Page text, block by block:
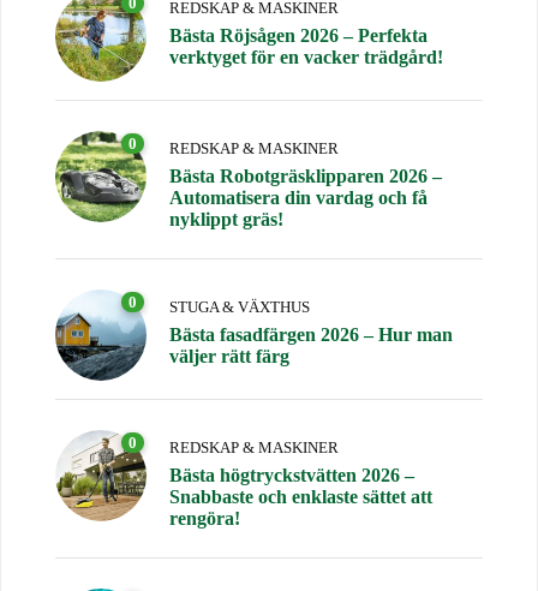
REDSKAP & MASKINER
Bästa Röjsågen 2026 – Perfekta
verktyget för en vacker trädgård!
0 REDSKAP & MASKINER
Bästa Robotgräsklipparen 2026 –
Automatisera din vardag och få
nyklippt gräs!
0 STUGA & VÄXTHUS
Bästa fasadfärgen 2026 – Hur man
väljer rätt färg
0 REDSKAP & MASKINER
Bästa högtryckstvätten 2026 –
Snabbaste och enklaste sättet att
rengöra!